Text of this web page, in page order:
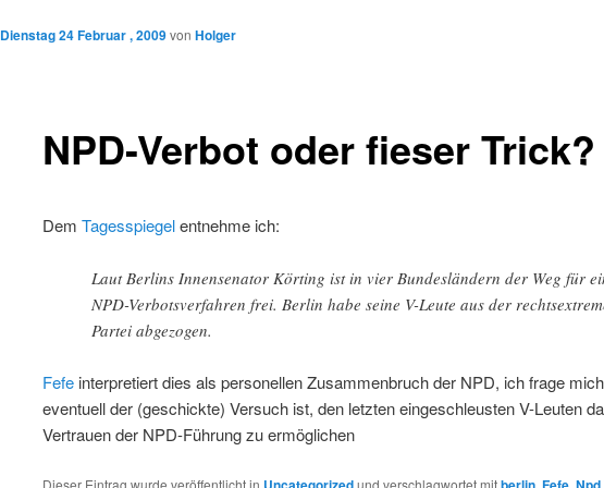
NPD-Verbot oder fieser Trick?
Dienstag 24 Februar , 2009von Holger
Dem Tagesspiegelentnehme ich:
Laut Berlins Innensenator Körting ist in vier Bundesländern der Weg für
NPD-Verbotsverfahren frei. Berlin habe seine V-Leute aus der
Partei abgezogen.
Fefeinterpretiert dies als personellen Zusammenbruch der NPD, ich frage
eventuell der (geschickte) Versuch ist, den letzten eingeschleusten V-Leuten
Vertrauen der NPD-Führung zu ermöglichen
Dieser Eintrag wurde veröffentlicht in und verschlagwortet mit , ,